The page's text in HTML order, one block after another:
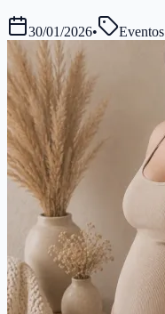
30/01/2026• Eventos